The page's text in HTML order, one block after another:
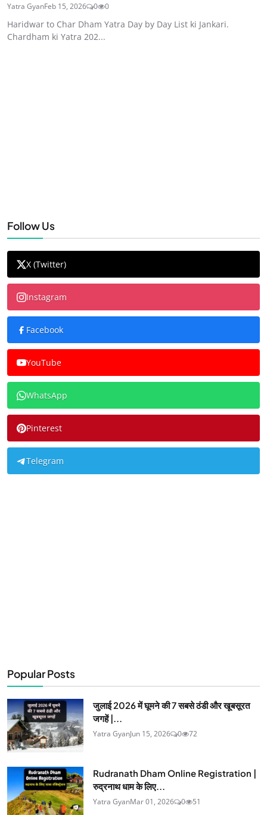
Yatra GyanFeb 15, 2026 0 0
Haridwar to Char Dham Yatra Day by Day List ki Jankari.
Chardham ki Yatra 202...
Follow Us
X (Twitter)
Instagram
Facebook
YouTube
WhatsApp
Pinterest
Telegram
Popular Posts
जुलाई 2026 में घूमने की 7 सबसे ठंडी और खूबसूरत
जगहें |...
Yatra GyanJun 15, 2026 0 72
Rudranath Dham Online Registration |
रुद्रनाथ धाम के लिए...
Yatra GyanMar 01, 2026 0 51